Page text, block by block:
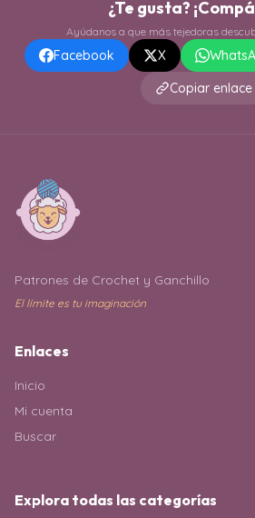
¿Te gusta?
Ayúdanos a que más tejedoras
Facebook X
Copiar enlace
Patrones de Crochet y Ganchillo
El límite es tu imaginación
Enlaces
Inicio
Mi cuenta
Buscar
Explora todas las categorías